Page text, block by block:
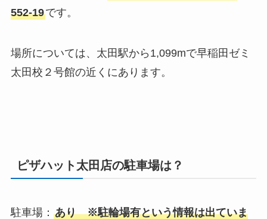
552-19です。
場所については、 太田駅から1,099mで早稲田ゼミ
太田校２号館の近くにあります。
ピザハット太田店の駐車場は？
駐車場： あり ※駐輪場有という情報は出ていま